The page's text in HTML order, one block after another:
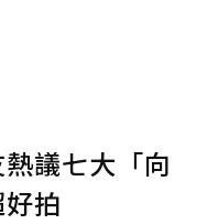
議七大「向
拍